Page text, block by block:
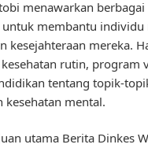
menawarkan berbagai
membantu individu
kesejahteraan mereka.
rutin, program
tentang topik-
kesehatan mental.
utama Berita Dinkes